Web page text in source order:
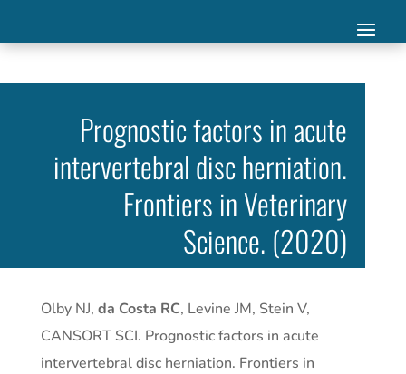
Prognostic factors in acute
intervertebral disc herniation.
Frontiers in Veterinary
Science. (2020)
Olby NJ, da Costa RC, Levine JM, Stein V,
CANSORT SCI. Prognostic factors in acute
intervertebral disc herniation. Frontiers in